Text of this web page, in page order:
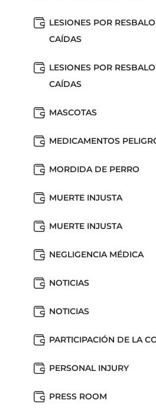
LESIONES POR
CAÍDAS
LESIONES POR
CAÍDAS
MASCOTAS
MEDICAMENTOS
MORDIDA DE PERRO
MUERTE INJUSTA
MUERTE INJUSTA
NEGLIGENCIA MÉDICA
NOTICIAS
NOTICIAS
PARTICIPACIÓN DE LA
PERSONAL INJURY
PRESS ROOM